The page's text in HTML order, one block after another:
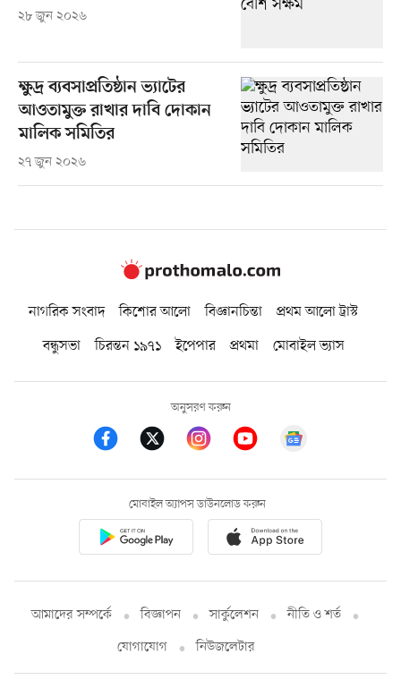
২৮ জুন ২০২৬
ক্ষুদ্র ব্যবসাপ্রতিষ্ঠান ভ্যাটের
আওতামুক্ত রাখার দাবি দোকান
মালিক সমিতির
২৭ জুন ২০২৬
নাগরিক সংবাদ কিশোর আলো বিজ্ঞানচিন্তা
প্রথম আলো ট্রাস্ট
বন্ধুসভা
চিরন্তন ১৯৭১ ইপেপার প্রথমা মোবাইল ভ্যাস
অনুসরণ করুন
মোবাইল অ্যাপস ডাউনলোড করুন
আমাদের সম্পর্কে বিজ্ঞাপন সার্কুলেশন
নীতি ও শর্ত
যোগাযোগ
নিউজলেটার